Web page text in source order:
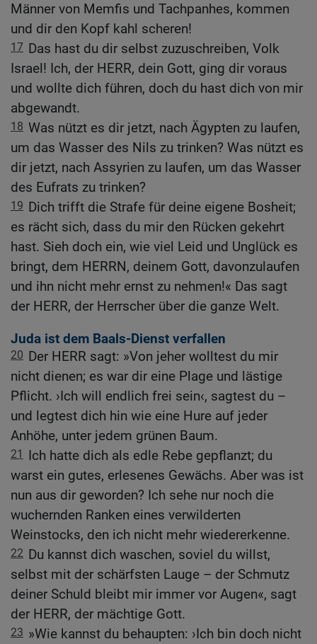
Männer von Memfis und Tachpanhes, kommen
und dir den Kopf kahl scheren!
17 Das hast du dir selbst zuzuschreiben, Volk
Israel! Ich, der HERR, dein Gott, ging dir voraus
und wollte dich führen, doch du hast dich von mir
abgewandt.
18 Was nützt es dir jetzt, nach Ägypten zu laufen,
um das Wasser des Nils zu trinken? Was nützt es
dir jetzt, nach Assyrien zu laufen, um das Wasser
des Eufrats zu trinken?
19 Dich trifft die Strafe für deine eigene Bosheit;
es rächt sich, dass du mir den Rücken gekehrt
hast. Sieh doch ein, wie viel Leid und Unglück es
bringt, dem HERRN, deinem Gott, davonzulaufen
und ihn nicht mehr ernst zu nehmen!« Das sagt
der HERR, der Herrscher über die ganze Welt.
Juda ist dem Baals-Dienst verfallen
20 Der HERR sagt: »Von jeher wolltest du mir
nicht dienen; es war dir eine Plage und lästige
Pflicht. ›Ich will endlich frei sein‹, sagtest du –
und legtest dich hin wie eine Hure auf jeder
Anhöhe, unter jedem grünen Baum.
21 Ich hatte dich als edle Rebe gepflanzt; du
warst ein gutes, erlesenes Gewächs. Aber was ist
nun aus dir geworden? Ich sehe nur noch die
wuchernden Ranken eines verwilderten
Weinstocks, den ich nicht mehr wiedererkenne.
22 Du kannst dich waschen, soviel du willst,
selbst mit der schärfsten Lauge – der Schmutz
deiner Schuld bleibt mir immer vor Augen«, sagt
der HERR, der mächtige Gott.
23 »Wie kannst du behaupten: ›Ich bin doch nicht